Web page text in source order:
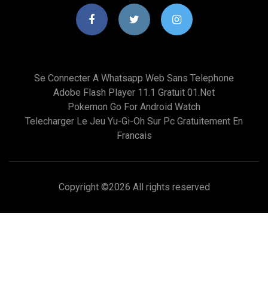
Se Connecter A Whatsapp Web Sans Telephone
Adobe Flash Player 11.1 Gratuit 01.net
Pokemon Go For Android Watch
Telecharger Le Jeu Yu-Gi-Oh Sur Pc Gratuitement En
Francais
Copyright ©2026 All rights reserved